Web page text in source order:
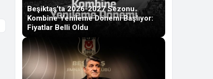
Beşiktaş’ta 2026-2027 Sezonu
Kombine Yenileme Dönemi Başlıyor:
Fiyatlar Belli Oldu